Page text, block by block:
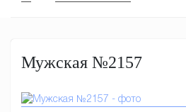
Мужская №2157